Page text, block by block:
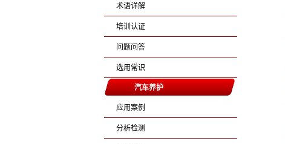
术语详解
培训认证
问题问答
选用常识
汽车养护
应用案例
分析检测